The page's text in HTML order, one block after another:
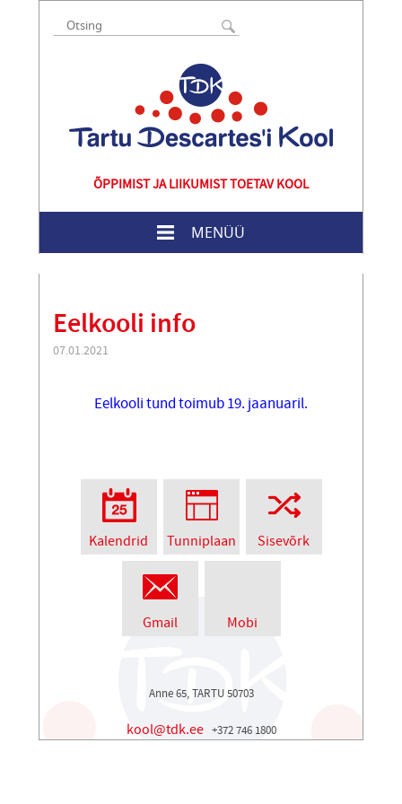
ÕPPIMIST JA LIIKUMIST TOETAV KOOL
MENÜÜ
Eelkooli info
07.01.2021
Eelkooli tund toimub 19. jaanuaril.
Kalendrid Tunniplaan Sisevõrk
Gmail Mobi
Anne 65, TARTU 50703
kool@tdk.ee +372 746 1800